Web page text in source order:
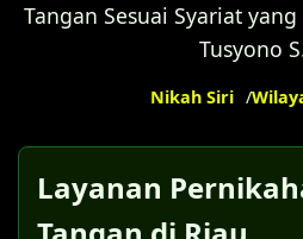
Tangan Sesuai Syariat
Tusyono
Nikah Siri
Layanan